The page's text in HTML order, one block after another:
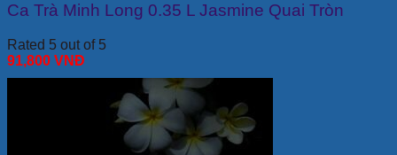
Ca Trà Minh Long 0.35 L Jasmine Quai Tròn
Rated 5 out of 5
91,800 VNĐ